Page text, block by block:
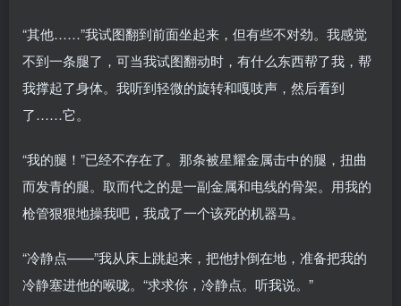
“其他……”我试图翻到前面坐起来，但有些不对劲。我感觉
不到一条腿了，可当我试图翻动时，有什么东西帮了我，帮
我撑起了身体。我听到轻微的旋转和嘎吱声，然后看到
了……它。
“我的腿！”已经不存在了。那条被星耀金属击中的腿，扭曲
而发青的腿。取而代之的是一副金属和电线的骨架。用我的
枪管狠狠地操我吧，我成了一个该死的机器马。
“冷静点——”我从床上跳起来，把他扑倒在地，准备把我的
冷静塞进他的喉咙。“求求你，冷静点。听我说。”